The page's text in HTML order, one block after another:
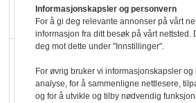
legger ned
oktan
Informasjonskapsler og personvern
For å gi deg relevante annonser på vårt
informasjon fra ditt besøk på vårt nettsted.
deg mot dette under "Innstillinger".
For øvrig bruker vi informasjonskapsler
analyse, for å sammenligne nettlesere,
og for å utvikle og tilby nødvendig